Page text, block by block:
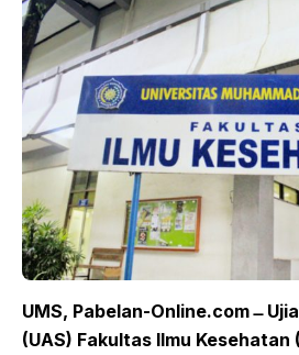
UMS, Pabelan-Online.com
(UAS) Fakultas Ilmu Kesehatan